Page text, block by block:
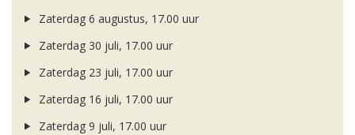
Zaterdag 6 augustus, 17.00 uur
Zaterdag 30 juli, 17.00 uur
Zaterdag 23 juli, 17.00 uur
Zaterdag 16 juli, 17.00 uur
Zaterdag 9 juli, 17.00 uur